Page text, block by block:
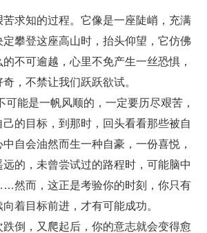
求知的过程。它像是一座陡峭，充满
攀登这座高山时，抬头仰望，它仿佛
不可逾越，心里不免产生一丝恐惧，
，不禁让我们跃跃欲试。
可能是一帆风顺的，一定要历尽艰苦，
的目标，到那时，回头看看那些被自
自会油然而生一种自豪，一份喜悦，
的，未曾尝试过的路程时，可能脑中
然而，这正是考验你的时刻，你只有
着目标前进，才有可能成功。
跌倒，又爬起后，你的意志就会变得愈